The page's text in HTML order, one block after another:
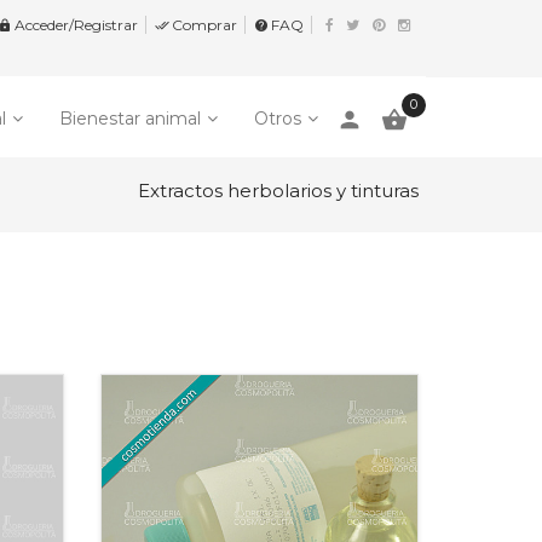
 Acceder/Registrar  Comprar help FAQ
Bienestar animal Otros person 
0
Extractos herbolarios y tinturas